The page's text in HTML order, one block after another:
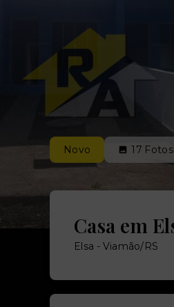
Novo 17 Fotos
Casa em
Elsa - Viamão/RS